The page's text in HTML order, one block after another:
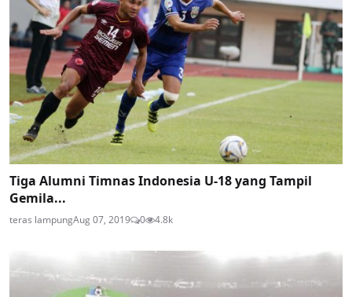
Tiga Alumni Timnas Indonesia U-18 yang Tampil
Gemila...
teras lampungAug 07, 2019 0 4.8k